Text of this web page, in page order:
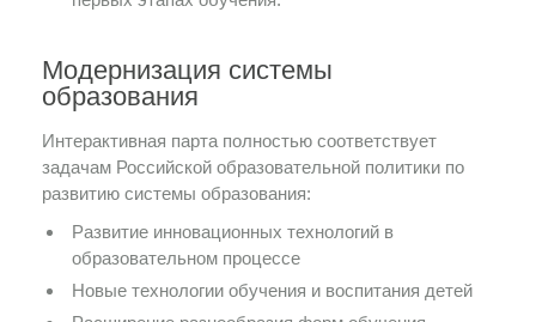
Модернизация системы
образования
Интерактивная парта полностью соответствует
задачам Российской образовательной политики по
развитию системы образования:
Развитие инновационных технологий в
образовательном процессе
Новые технологии обучения и воспитания детей